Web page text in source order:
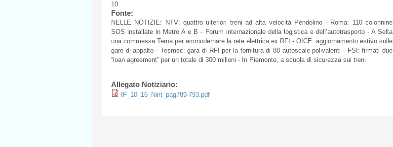
10
Fonte:
NELLE NOTIZIE: NTV: quattro ulteriori treni adalta velocità Pendolino- Roma: 110colonnine
SOS installate in Metro A e B - Forum internazionale della logisticae dell’autotrasporto- A Selta
una commessa Ternaper ammodernare la rete elettricaex RFI - OICE: aggiornamento estivo sulle
gare di appalto - Tesmec:gara di RFI per la fornitura di 88 autoscale polivalenti - FSI :firmati due
“loan agreement” per un totale di 300 milioni - In Piemonte, a scuola di sicurezza sui treni
Allegato Notiziario:
IF_10_16_Nint_pag789-793.pdf